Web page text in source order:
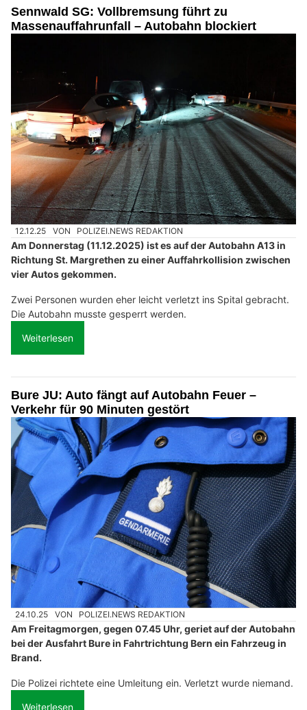
Sennwald SG: Vollbremsung führt zu
Massenauffahrunfall – Autobahn blockiert
12.12.25 VON POLIZEI.NEWS REDAKTION
Am Donnerstag (11.12.2025) ist es auf der Autobahn A13 in
Richtung St. Margrethen zu einer Auffahrkollision zwischen
vier Autos gekommen.
Zwei Personen wurden eher leicht verletzt ins Spital gebracht.
Die Autobahn musste gesperrt werden.
Weiterlesen
Bure JU: Auto fängt auf Autobahn Feuer –
Verkehr für 90 Minuten gestört
24.10.25 VON POLIZEI.NEWS REDAKTION
Am Freitagmorgen, gegen 07.45 Uhr, geriet auf der Autobahn
bei der Ausfahrt Bure in Fahrtrichtung Bern ein Fahrzeug in
Brand.
Die Polizei richtete eine Umleitung ein. Verletzt wurde niemand.
Weiterlesen